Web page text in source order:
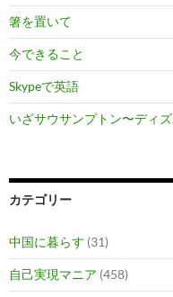
箸を置いて
今できること
Skypeで英語
いざサウサンプトン〜ディ
カテゴリー
中国に暮らす (31)
自己実現マニア (458)